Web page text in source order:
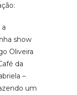
show
Oliveira
da
–
um